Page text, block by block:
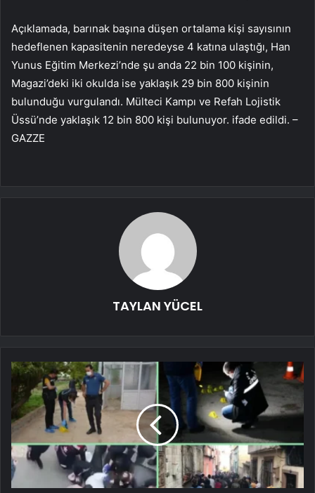
Açıklamada, barınak başına düşen ortalama kişi sayısının
hedeflenen kapasitenin neredeyse 4 katına ulaştığı, Han
Yunus Eğitim Merkezi’nde şu anda 22 bin 100 kişinin,
Magazi’deki iki okulda ise yaklaşık 29 bin 800 kişinin
bulunduğu vurgulandı. Mülteci Kampı ve Refah Lojistik
Üssü’nde yaklaşık 12 bin 800 kişi bulunuyor. ifade edildi. –
GAZZE
TAYLAN YÜCEL